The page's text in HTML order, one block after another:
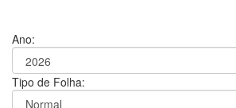
Ano:
Tipo de Folha: